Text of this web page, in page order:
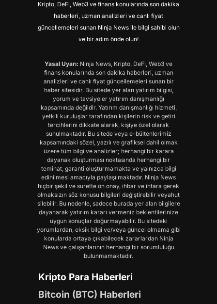
Kripto, DeFi, Web3 ve finans konularında son dakika
haberleri, uzman analizleri ve canlı fiyat
güncellemeleri sunan Ninja News ile bilgi sahibi olun
ve bir adım önde olun!
Yasal Uyarı: Ninja News, Kripto, DeFi, Web3 ve
finans konularında son dakika haberleri, uzman
analizleri ve canlı fiyat güncellemeleri sunan bir
haber sitesidir. Bu sitede yer alan yatırım bilgisi,
yorum ve tavsiyeler yatırım danışmanlığı
kapsamında değildir. Yatırım danışmanlığı hizmeti,
yetkili kuruluşlar tarafından kişilerin risk ve getiri
tercihlerini dikkate alarak, kişiye özel olarak
sunulmaktadır. Bu sitede veya e-bültenlerimiz
kapsamındaki sözel, yazılı ve grafiksel dahil olmak
üzere tüm bilgi ve analizler; herhangi bir karara
dayanak oluşturması noktasında herhangi bir
teminat, garanti oluşturmamakta ve yalnızca bilgi
edinilmesi amacıyla paylaşılmaktadır. Ninja News
hiçbir şekil ve surette ön onay, ihbar ve ihtara gerek
olmaksızın söz konusu bilgileri değiştirebilir veyahut
silebilir. Bu nedenle, sadece burada yer alan bilgilere
dayanarak yatırım kararı vermeniz beklentilerinize
uygun sonuçlar doğurmayabilir. Bu sitedeki
yorumlardan, eksik bilgi ve/veya güncel olmama gibi
konularda ortaya çıkabilecek zararlardan Ninja
News ve çalışanlarının herhangi bir sorumluluğu
bulunmamaktadır.
Kripto Para Haberleri
Bitcoin (BTC) Haberleri